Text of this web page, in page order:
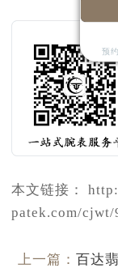
本文链接：
patek.com/cjwt/
上一篇：百达
预